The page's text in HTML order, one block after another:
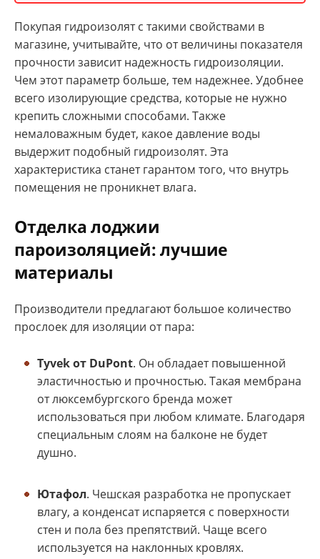
Покупая гидроизолят с такими свойствами в
магазине, учитывайте, что от величины показателя
прочности зависит надежность гидроизоляции.
Чем этот параметр больше, тем надежнее. Удобнее
всего изолирующие средства, которые не нужно
крепить сложными способами. Также
немаловажным будет, какое давление воды
выдержит подобный гидроизолят. Эта
характеристика станет гарантом того, что внутрь
помещения не проникнет влага.
Отделка лоджии
пароизоляцией: лучшие
материалы
Производители предлагают большое количество
прослоек для изоляции от пара:
Tyvek от DuPont. Он обладает повышенной
эластичностью и прочностью. Такая мембрана
от люксембургского бренда может
использоваться при любом климате. Благодаря
специальным слоям на балконе не будет
душно.
Ютафол. Чешская разработка не пропускает
влагу, а конденсат испаряется с поверхности
стен и пола без препятствий. Чаще всего
используется на наклонных кровлях.